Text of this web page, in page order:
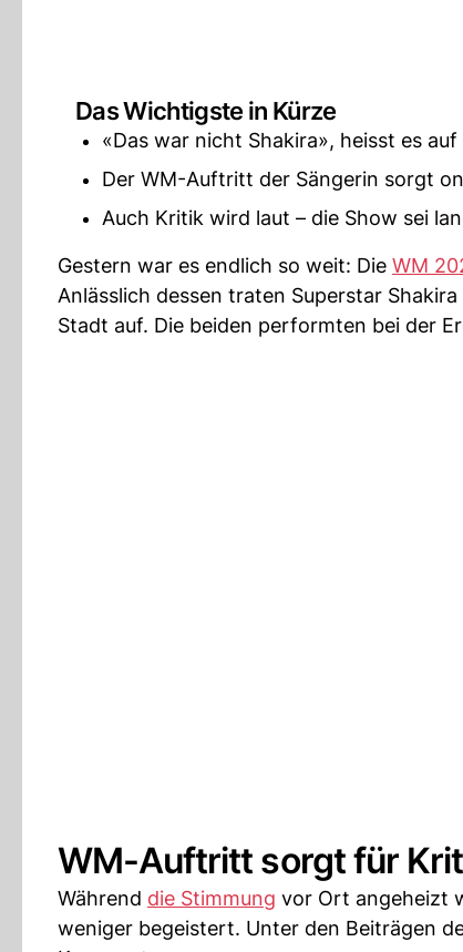
Das Wichtigste in Kürze
«Das war nicht Shakira», heisst es
Der WM-Auftritt der Sängerin sorgt
Auch Kritik wird laut – die Show sei
Gestern war es endlich so weit: Die WM
Anlässlich dessen traten Superstar
Stadt auf. Die beiden performten bei der
WM-Auftritt sorgt für
Während die Stimmung vor Ort angeheizt
weniger begeistert. Unter den Beiträgen